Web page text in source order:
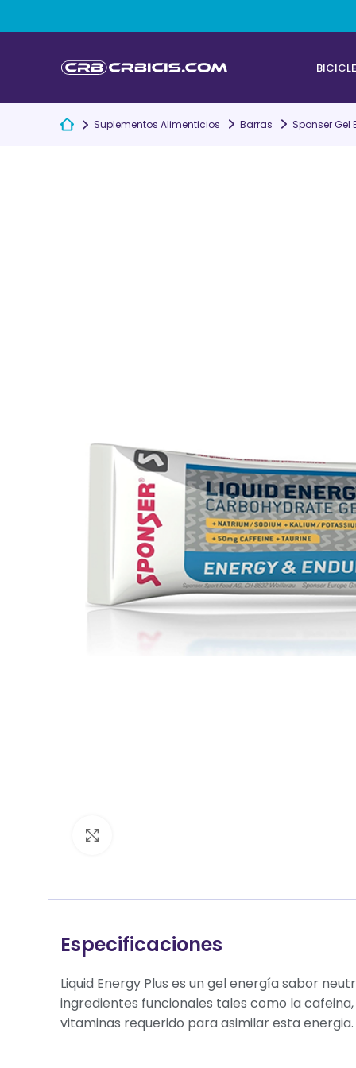
Suplementos Alimenticios Barras Sponser Gel
Especificaciones
Liquid Energy Plus es un gel energía sabor
ingredientes funcionales tales como la
vitaminas requerido para asimilar esta energia.